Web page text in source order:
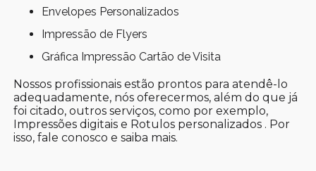
Envelopes Personalizados
Impressão de Flyers
Gráfica Impressão Cartão de Visita
Nossos profissionais estão prontos para atendê-lo
adequadamente, nós oferecermos, além do que já
foi citado, outros serviços, como por exemplo,
Impressões digitais e Rotulos personalizados . Por
isso, fale conosco e saiba mais.